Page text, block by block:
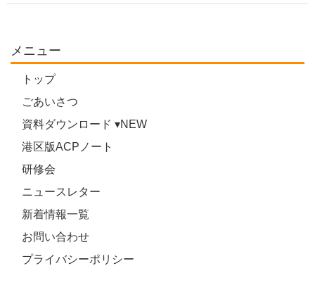
メニュー
トップ
ごあいさつ
資料ダウンロード ▾NEW
港区版ACPノート
研修会
ニュースレター
新着情報一覧
お問い合わせ
プライバシーポリシー